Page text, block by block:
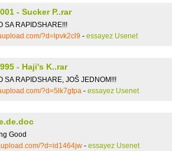
- Sucker P..rar
SA RAPIDSHARE!!!
?d=lpvk2cl9 - essayez Usenet
- Haji's K..rar
SA RAPIDSHARE, JOŠ JEDNOM!!!
?d=5lk7gtpa - essayez Usenet
Good
?d=id1464jw - essayez Usenet